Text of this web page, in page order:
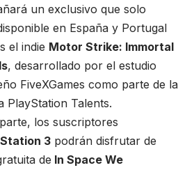
un exclusivo que solo
en España y Portugal
el indie Motor Strike: Immortal
, desarrollado por el estudio
FiveXGames como parte de la
PlayStation Talents.
los suscriptores
3 podrán disfrutar de
de In Space We